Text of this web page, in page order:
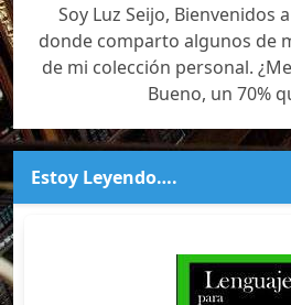
Soy Luz Seijo, Bienvenidos
donde comparto algunos de
de mi colección personal.
Bueno, un 70%
Estoy Leyendo….